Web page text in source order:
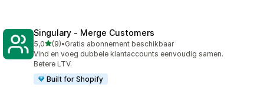
Singulary ‑ Merge Customers
5,0van 5 sterren
(9)
9 recensies in totaal
•Gratis abonnement beschikbaar
Vind en voeg dubbele klantaccounts eenvoudig samen.
Betere LTV.
Built for Shopify